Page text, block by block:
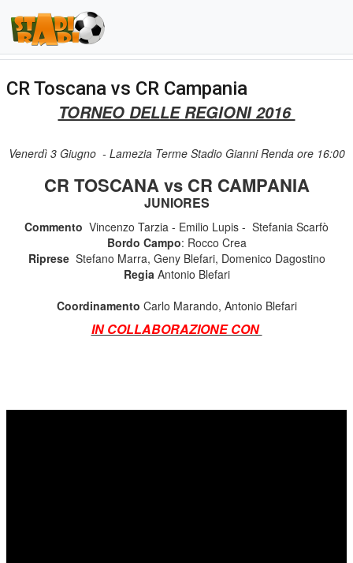
CR Toscana vs CR Campania
TORNEO DELLE REGIONI 2016
Venerdì 3 Giugno - Lamezia Terme Stadio Gianni Renda ore 16:00
CR TOSCANA vs CR CAMPANIA
JUNIORES
Commento Vincenzo Tarzia - Emilio Lupis - Stefania Scarfò
Bordo Campo: Rocco Crea
Riprese Stefano Marra, Geny Blefari, Domenico Dagostino
RegiaAntonio Blefari
Coordinamento Carlo Marando, Antonio Blefari
IN COLLABORAZIONE CON